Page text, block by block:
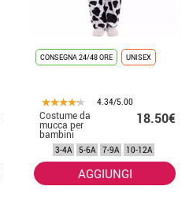
CONSEGNA 24/48 ORE UNISEX
4.34/5.00
Costume da
mucca per
bambini
18.50€
3-4A 5-6A 7-9A 10-12A
AGGIUNGI